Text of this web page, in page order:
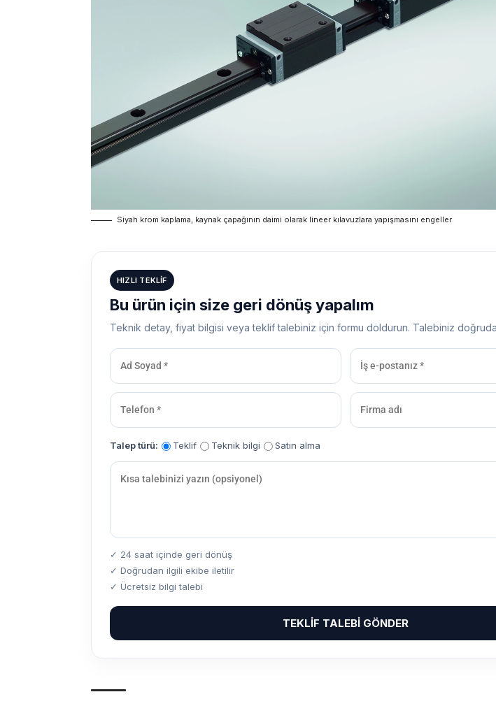
Siyah krom kaplama, kaynak çapağının daimi olarak lineer kılavuzlara yapışmasını engeller
HIZLI TEKLIF
Bu ürün için size geri dönüş yapalım
Teknik detay, fiyat bilgisi veya teklif talebiniz için formu doldurun. Talebiniz
Talep türü: Teklif Teknik bilgi Satın alma
✓ 24 saat içinde geri dönüş
✓ Doğrudan ilgili ekibe iletilir
✓ Ücretsiz bilgi talebi
TEKLIF TALEBI GÖNDER